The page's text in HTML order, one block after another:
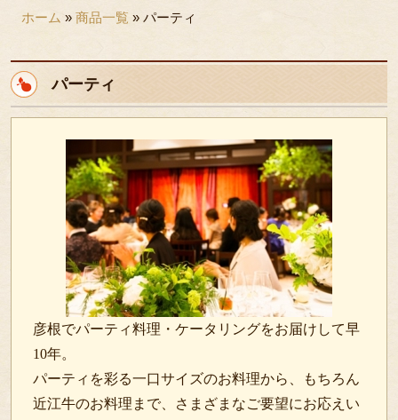
用途で選ぶ
接待・おもてなし
会議・セミナー
行楽・観光
法事・法要
ロケ・イベント
お子様のお祝い
お食い初め
慶事・お祝い
行事・地域の集まり
種類で選ぶ
ホーム » 商品一覧 » パーティ
パーティ
彦根でパーティ料理・ケータリングをお届けして早
10年。
パーティを彩る一口サイズのお料理から、もちろん
近江牛のお料理まで、さまざまなご要望にお応えい